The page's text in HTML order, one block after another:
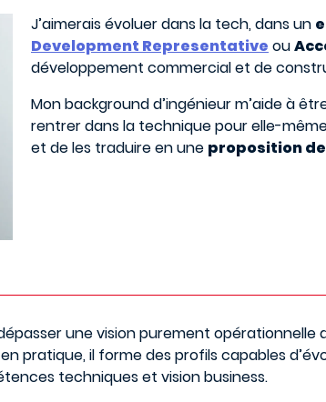
J’aimerais évoluer dans la tech, dans un
Development Representative ou
développement commercial et de
Mon background d’ingénieur m’aide à
rentrer dans la technique pour elle-
et de les traduire en une proposition
une vision purement
pratique, il forme des profils capables
techniques et vision business.